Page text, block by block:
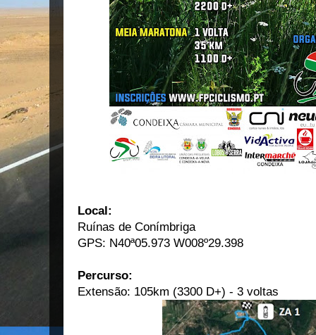
Local:
Ruínas de Conímbriga
GPS: N40ª05.973 W008º29.398
Percurso:
Extensão: 105km (3300 D+) - 3 voltas